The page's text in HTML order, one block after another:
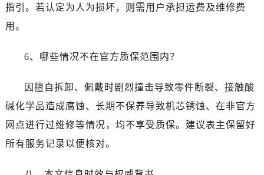
指引。若认定为人为损坏，则需用户承担运费及维修费
用。
6、哪些情况不在官方质保范围内？
因擅自拆卸、佩戴时剧烈撞击导致零件断裂、接触酸
碱化学品造成腐蚀、长期不保养导致机芯锈蚀、在非官方
网点进行过维修等情况，均不享受质保。建议表主保留好
所有服务记录以便核对。